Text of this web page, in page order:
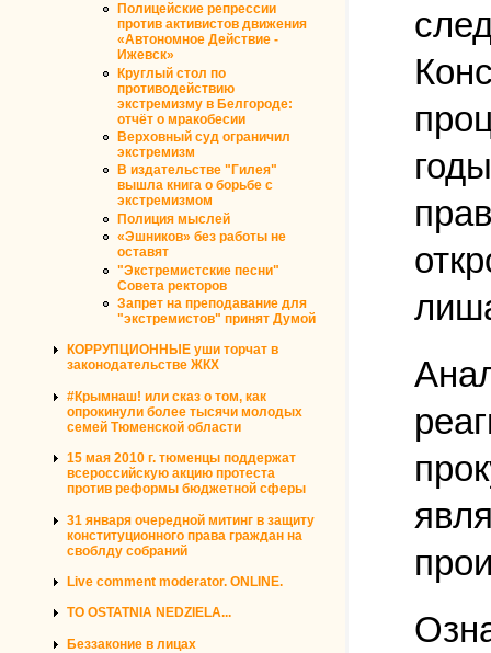
Полицейские репрессии
против активистов движения
«Автономное Действие -
Ижевск»
Круглый стол по
противодействию
экстремизму в Белгороде:
отчёт о мракобесии
Верховный суд ограничил
экстремизм
В издательстве "Гилея"
вышла книга о борьбе с
экстремизмом
Полиция мыслей
«Эшников» без работы не
оставят
"Экстремистские песни"
Совета ректоров
Запрет на преподавание для
"экстремистов" принят Думой
КОРРУПЦИОННЫЕ уши торчат в
законодательстве ЖКХ
#Крымнаш! или сказ о том, как
опрокинули более тысячи молодых
семей Тюменской области
15 мая 2010 г. тюменцы поддержат
всероссийскую акцию протеста
против реформы бюджетной сферы
31 января очередной митинг в защиту
конституционного права граждан на
своблду собраний
Live comment moderator. ONLINE.
TO OSTATNIA NEDZIELA...
Беззаконие в лицах